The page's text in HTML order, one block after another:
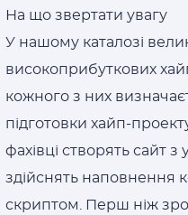
На що звертати увагу
У нашому каталозі
високоприбуткових
кожного з них
підготовки хайп-
фахівці створять сайт
здійснять наповнення
скриптом. Перш ніж